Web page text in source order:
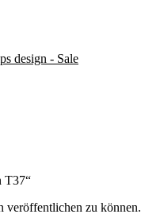
design - Sale
T37“
veröffentlichen zu können.